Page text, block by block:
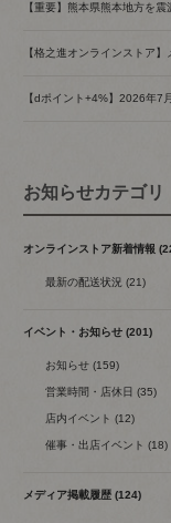
【重要】熊本県熊本地方を
【格之進オンラインストア
【dポイント+4%】2026年7
お知らせカテゴリ
オンラインストア新着情報
最新の配送状況 (21)
イベント・お知らせ (201)
お知らせ (159)
営業時間・店休日 (35)
店内イベント (12)
催事・出店イベント (18)
メディア掲載履歴 (124)